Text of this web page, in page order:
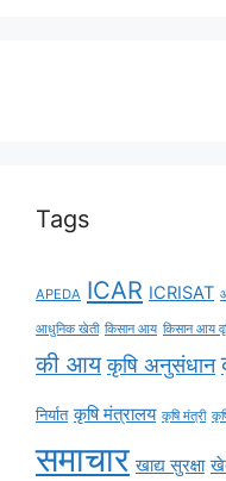
Tags
APEDA ICAR ICRISAT
आधुनिक खेती किसान आय किसान आय
की आय कृषि अनुसंधान
निर्यात कृषि मंत्रालय कृषि मंत्री
समाचार खाद्य सुरक्षा